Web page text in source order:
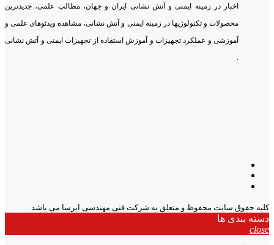
اخبار در زمینه ایمنی و آتش نشانی ایران و جهان، مطالب علمی، جدیدترین
محصولات و تکنولوژیها در زمینه ایمنی و آتش نشانی، مشاهده ویدئوهای علمی و
آموزشی و عملکرد تجهیزات و آموزش استفاده از تجهیزات ایمنی و آتش نشانی
.
کلیه حقوق سایت محفوظ و متعلق به شرکت فنی مهندسی ایرسا می باشد
دسته بندی ها
close